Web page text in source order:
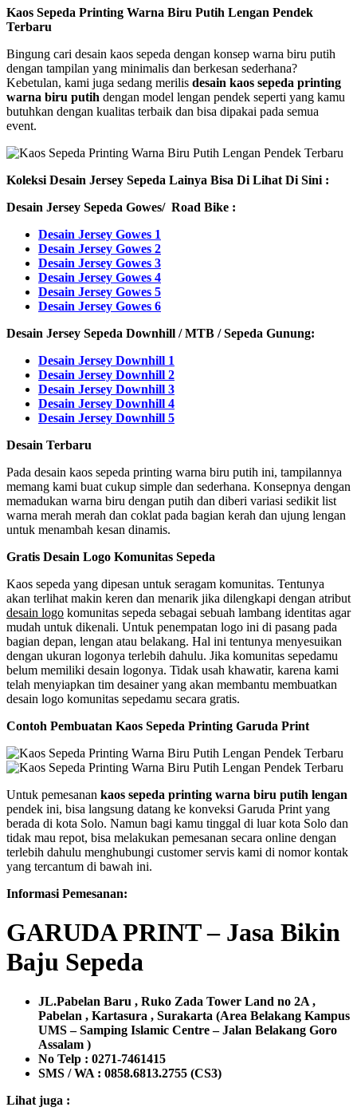
Kaos Sepeda Printing Warna Biru Putih Lengan Pendek
Terbaru
Bingung cari desain kaos sepeda dengan konsep warna biru putih
dengan tampilan yang minimalis dan berkesan sederhana?
Kebetulan, kami juga sedang merilis desain kaos sepeda printing
warna biru putih dengan model lengan pendek seperti yang kamu
butuhkan dengan kualitas terbaik dan bisa dipakai pada semua
event.
Koleksi Desain Jersey Sepeda Lainya Bisa Di Lihat Di Sini :
Desain Jersey Sepeda Gowes/ Road Bike :
Desain Jersey Gowes 1
Desain Jersey Gowes 2
Desain Jersey Gowes 3
Desain Jersey Gowes 4
Desain Jersey Gowes 5
Desain Jersey Gowes 6
Desain Jersey Sepeda Downhill / MTB / Sepeda Gunung:
Desain Jersey Downhill 1
Desain Jersey Downhill 2
Desain Jersey Downhill 3
Desain Jersey Downhill 4
Desain Jersey Downhill 5
Desain Terbaru
Pada desain kaos sepeda printing warna biru putih ini, tampilannya
memang kami buat cukup simple dan sederhana. Konsepnya dengan
memadukan warna biru dengan putih dan diberi variasi sedikit list
warna merah merah dan coklat pada bagian kerah dan ujung lengan
untuk menambah kesan dinamis.
Gratis Desain Logo Komunitas Sepeda
Kaos sepeda yang dipesan untuk seragam komunitas. Tentunya
akan terlihat makin keren dan menarik jika dilengkapi dengan atribut
desain logo komunitas sepeda sebagai sebuah lambang identitas agar
mudah untuk dikenali. Untuk penempatan logo ini di pasang pada
bagian depan, lengan atau belakang. Hal ini tentunya menyesuikan
dengan ukuran logonya terlebih dahulu. Jika komunitas sepedamu
belum memiliki desain logonya. Tidak usah khawatir, karena kami
telah menyiapkan tim desainer yang akan membantu membuatkan
desain logo komunitas sepedamu secara gratis.
Contoh Pembuatan Kaos Sepeda Printing Garuda Print
Untuk pemesanan kaos sepeda printing warna biru putih lengan
pendek ini, bisa langsung datang ke konveksi Garuda Print yang
berada di kota Solo. Namun bagi kamu tinggal di luar kota Solo dan
tidak mau repot, bisa melakukan pemesanan secara online dengan
terlebih dahulu menghubungi customer servis kami di nomor kontak
yang tercantum di bawah ini.
Informasi Pemesanan:
GARUDA PRINT – Jasa Bikin
Baju Sepeda
JL.Pabelan Baru , Ruko Zada Tower Land no 2A ,
Pabelan , Kartasura , Surakarta (Area Belakang Kampus
UMS – Samping Islamic Centre – Jalan Belakang Goro
Assalam )
No Telp : 0271-7461415
SMS / WA : 0858.6813.2755 (CS3)
Lihat juga :